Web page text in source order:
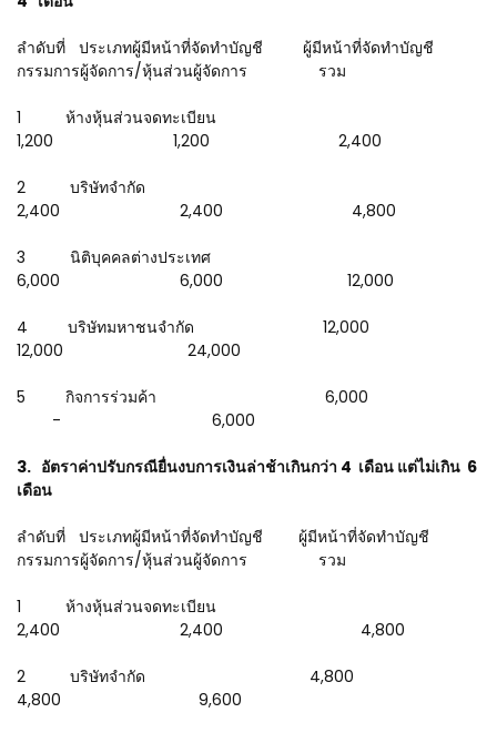
ลำดับที่ ประเภทผู้มีหน้าที่จัดทำบัญชี ผู้มีหน้าที่จัดทำบัญชี
กรรมการผู้จัดการ/หุ้นส่วนผู้จัดการ รวม
1 ห้างหุ้นส่วนจดทะเบียน
1,200 1,200 2,400
2 บริษัทจำกัด
2,400 2,400 4,800
3 นิติบุคคลต่างประเทศ
6,000 6,000 12,000
4 บริษัทมหาชนจำกัด 12,000
12,000 24,000
5 กิจการร่วมค้า 6,000
- 6,000
3. อัตราค่าปรับกรณียื่นงบการเงินล่าช้าเกินกว่า 4 เดือน แต่ไม่เกิน 6
เดือน
ลำดับที่ ประเภทผู้มีหน้าที่จัดทำบัญชี ผู้มีหน้าที่จัดทำบัญชี
กรรมการผู้จัดการ/หุ้นส่วนผู้จัดการ รวม
1 ห้างหุ้นส่วนจดทะเบียน
2,400 2,400 4,800
2 บริษัทจำกัด 4,800
4,800 9,600